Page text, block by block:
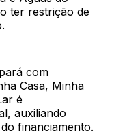
ter restrição de
com
Casa, Minha
é
auxiliando
financiamento.